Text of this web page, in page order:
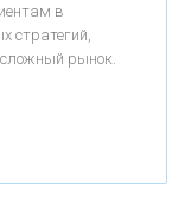
в
стратегий,
рынок.